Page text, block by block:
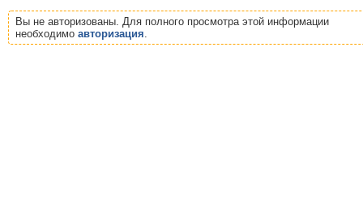
Вы не авторизованы. Для полного просмотра этой информации
необходимо авторизация.